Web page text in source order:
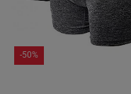
-50%